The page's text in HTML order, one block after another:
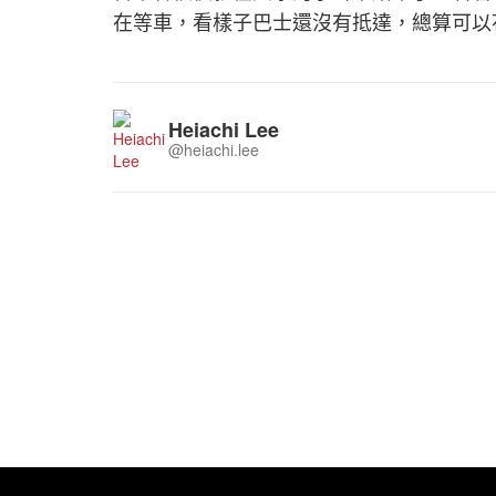
在等車，看樣子巴士還沒有抵達，總算可
Heiachi Lee
@heiachi.lee